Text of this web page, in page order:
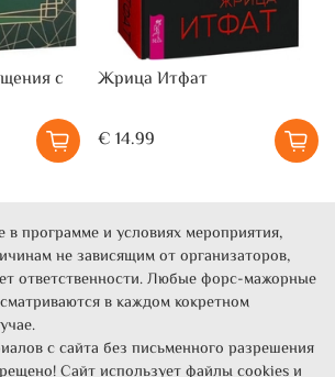
с
Жрица Итфат
€ 14.99
программе и условиях мероприятия,
не зависящим от организаторов,
ответственности. Любые форс-мажорные
в каждом кокретном
с сайта без письменного разрешения